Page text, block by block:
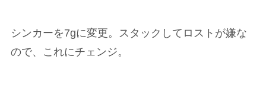
シンカーを7gに変更。スタックしてロストが嫌な
ので、これにチェンジ。